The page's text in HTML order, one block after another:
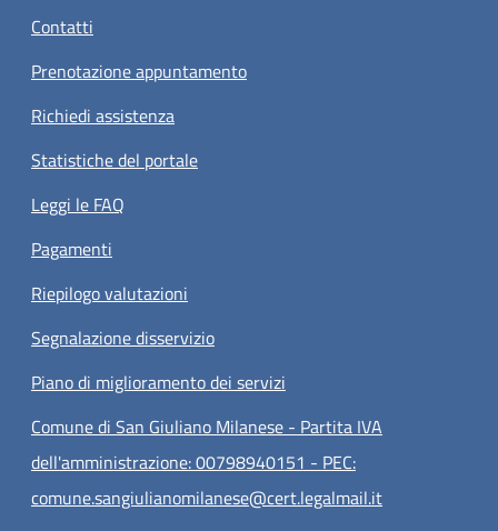
Contatti
Prenotazione appuntamento
Richiedi assistenza
Statistiche del portale
Leggi le FAQ
Pagamenti
Riepilogo valutazioni
Segnalazione disservizio
Piano di miglioramento dei servizi
Comune di San Giuliano Milanese - Partita IVA
dell'amministrazione: 00798940151 - PEC:
comune.sangiulianomilanese@cert.legalmail.it